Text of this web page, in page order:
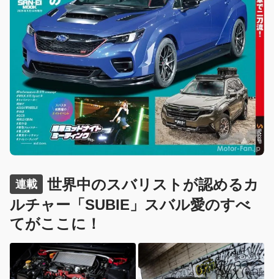
連載
世界中のスバリストが認めるカ
ルチャー「SUBIE」スバル愛のすべ
てがここに！